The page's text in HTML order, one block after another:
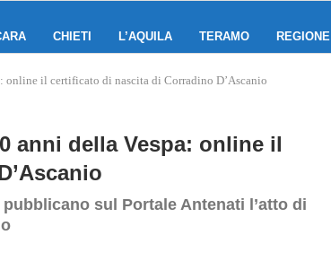
CHIETI L’AQUILA TERAMO REGIONE
il certificato di nascita di Corradino D’Ascanio
anni della Vespa: online il
sul Portale Antenati l’atto di